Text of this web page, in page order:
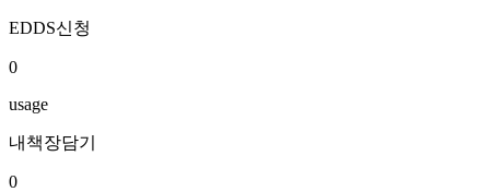
EDDS신청
0
usage
내책장담기
0